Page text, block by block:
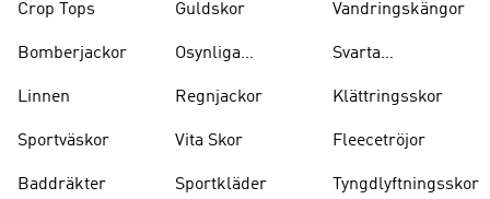
Crop Tops
Bomberjackor
Linnen
Sportväskor
Baddräkter
Guldskor
Osynliga
Regnjackor
Vita Skor
Sportkläder
Vandringskängor
Svarta
Klättringsskor
Fleecetröjor
Tyngdlyftningsskor